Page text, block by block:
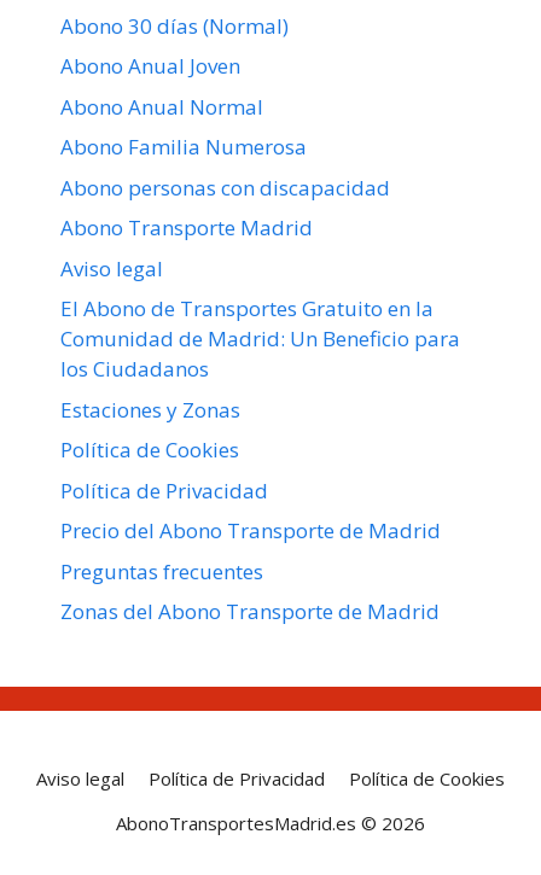
Abono 30 días (Normal)
Abono Anual Joven
Abono Anual Normal
Abono Familia Numerosa
Abono personas con discapacidad
Abono Transporte Madrid
Aviso legal
El Abono de Transportes Gratuito en la
Comunidad de Madrid: Un Beneficio para
los Ciudadanos
Estaciones y Zonas
Política de Cookies
Política de Privacidad
Precio del Abono Transporte de Madrid
Preguntas frecuentes
Zonas del Abono Transporte de Madrid
Aviso legal Política de Privacidad
Política de Cookies
AbonoTransportesMadrid.es © 2026